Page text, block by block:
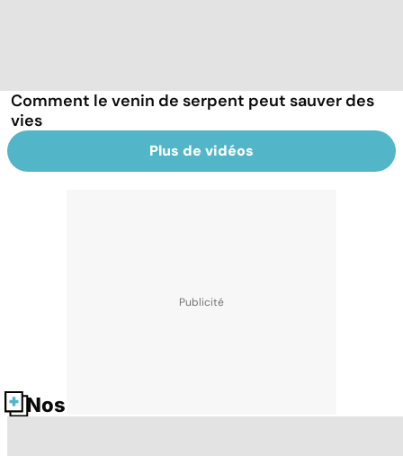
Comment le venin de serpent peut sauver des
vies
Plus de vidéos
Nos fiches santé